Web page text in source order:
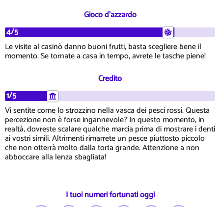
Gioco d'azzardo
4/5
Le visite al casinò danno buoni frutti, basta scegliere bene il
momento. Se tornate a casa in tempo, avrete le tasche piene!
Credito
1/5
Vi sentite come lo strozzino nella vasca dei pesci rossi. Questa
percezione non è forse ingannevole? In questo momento, in
realtà, dovreste scalare qualche marcia prima di mostrare i denti
ai vostri simili. Altrimenti rimarrete un pesce piuttosto piccolo
che non otterrà molto dalla torta grande. Attenzione a non
abboccare alla lenza sbagliata!
I tuoi numeri fortunati oggi